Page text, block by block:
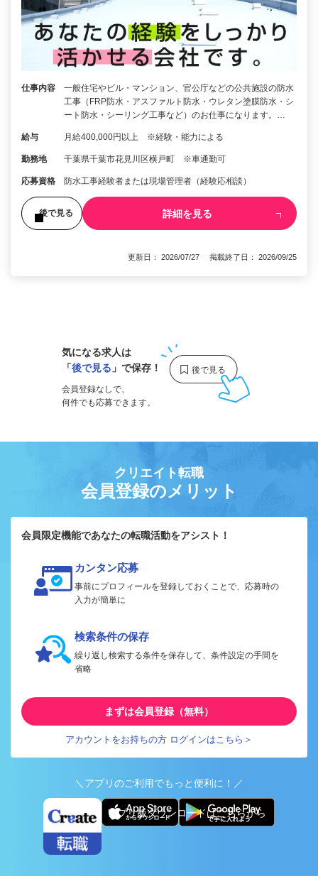
仕事内容
一般住宅やビル・マンション、官公庁などの公共施設の防水
工事（FRP防水・アスファルト防水・ウレタン塗膜防水・シ
ート防水・シーリング工事など）のお仕事になります。…
給与 月給400,000円以上 ※経験・能力による
勤務地 千葉県千葉市花見川区横戸町 ※車通勤可
応募資格 防水工事経験者または現場管理者（経験応相談）
後で見る 詳細を見る
更新日： 2026/07/27 掲載終了日： 2026/09/25
気になる求人は
「後で見る 」で保存！
会員登録なしで、
何件でも応募できます。
クリエイト転職
会員登録のメリット
会員限定機能であなたの転職活動をアシスト！
カンタン応募
事前にプロフィールを登録しておくことで、応募時の
入力が簡単に
検索条件の保存
繰り返し検索する条件を保存して、条件設定の手間を
省略
まずは会員登録（無料）
アカウントをお持ちの方 ログインはこちら＞
＼アプリのご利用でもっと便利に！／
アプリ版ダウンロードはこちらから